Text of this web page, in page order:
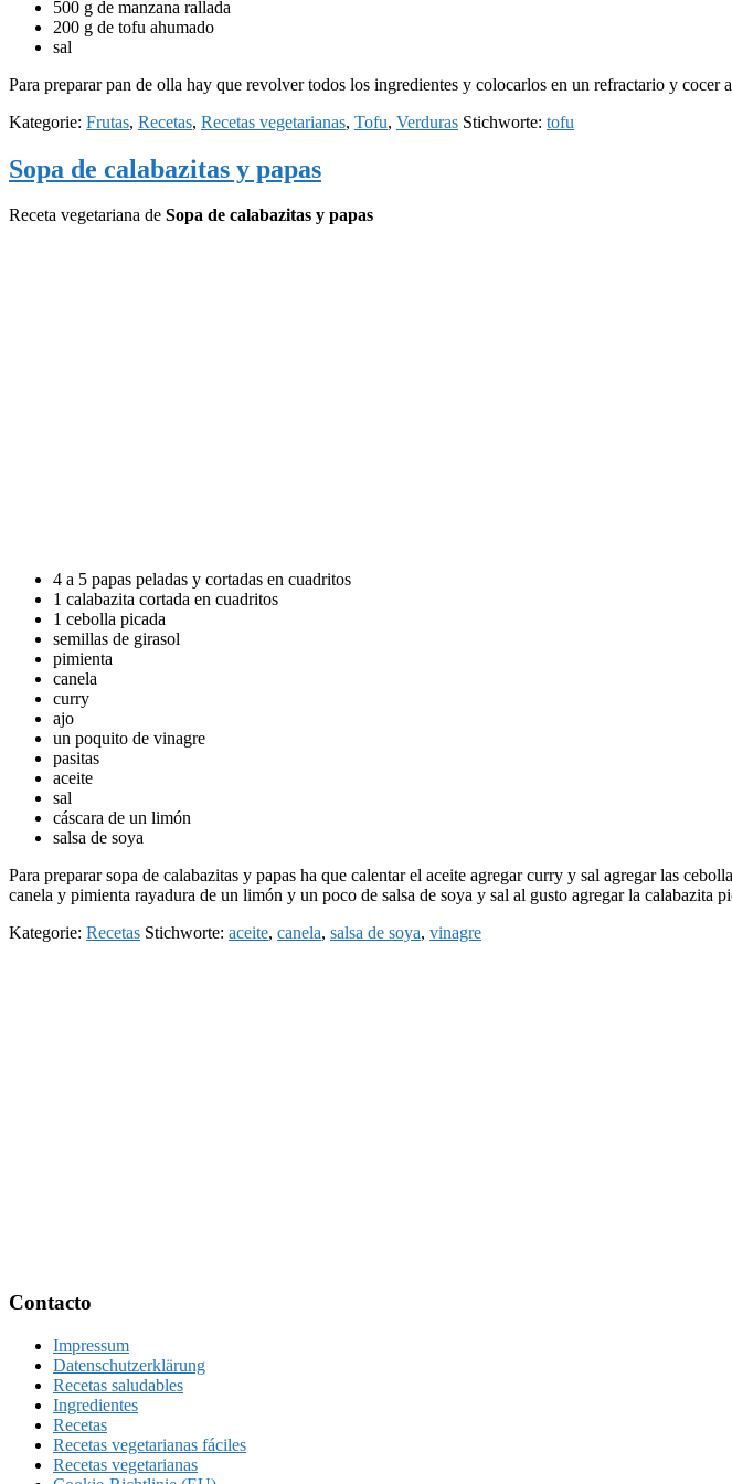
500 g de manzana rallada
200 g de tofu ahumado
sal
Para preparar pan de olla hay que revolver todos los ingredientes y colocarlos en un refractario y cocer
Kategorie: Frutas, Recetas, Recetas vegetarianas, Tofu, Verduras Stichworte: tofu
Sopa de calabazitas y papas
Receta vegetariana de Sopa de calabazitas y papas
4 a 5 papas peladas y cortadas en cuadritos
1 calabazita cortada en cuadritos
1 cebolla picada
semillas de girasol
pimienta
canela
curry
ajo
un poquito de vinagre
pasitas
aceite
sal
cáscara de un limón
salsa de soya
Para preparar sopa de calabazitas y papas ha que calentar el aceite agregar curry y sal agregar las
canela y pimienta rayadura de un limón y un poco de salsa de soya y sal al gusto agregar la
Kategorie: Recetas Stichworte: aceite, canela, salsa de soya, vinagre
Footer
Contacto
Impressum
Datenschutzerklärung
Recetas saludables
Ingredientes
Recetas
Recetas vegetarianas fáciles
Recetas vegetarianas